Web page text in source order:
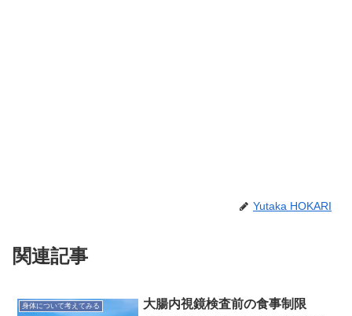
Yutaka HOKARI
関連記事
身体について考えてみる 大腸内視鏡検査前の食事制限